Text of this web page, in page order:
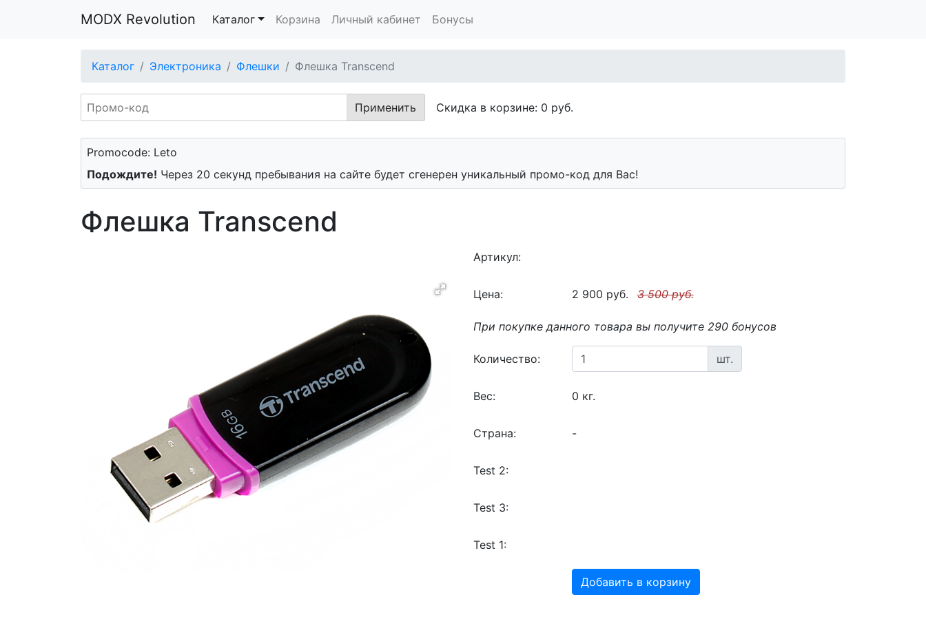
MODX Revolution Каталог Корзина Личный кабинет Бонусы
Каталог Электроника Флешки Флешка Transcend
Применить Скидка в корзине: 0 руб.
Promocode: Leto
Подождите! Через 20 секунд пребывания на сайте будет сгенерен уникальный промо-код для Вас!
Флешка Transcend
Артикул:
Цена: 2 900 руб. 3 500руб.
При покупке данного товара вы получите 290 бонусов
Количество: шт.
Вес: 0 кг.
Страна: -
Test 2:
Test 3:
Test 1:
Добавить в корзину